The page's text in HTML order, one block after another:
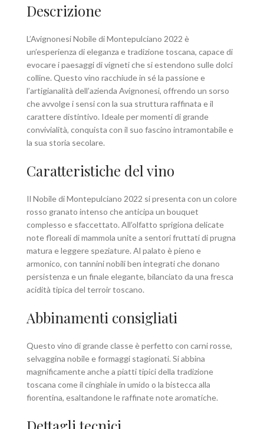
Descrizione
L’Avignonesi Nobile di Montepulciano 2022 è
un’esperienza di eleganza e tradizione toscana, capace di
evocare i paesaggi di vigneti che si estendono sulle dolci
colline. Questo vino racchiude in sé la passione e
l’artigianalità dell’azienda Avignonesi, offrendo un sorso
che avvolge i sensi con la sua struttura raffinata e il
carattere distintivo. Ideale per momenti di grande
convivialità, conquista con il suo fascino intramontabile e
la sua storia secolare.
Caratteristiche del vino
Il Nobile di Montepulciano 2022 si presenta con un colore
rosso granato intenso che anticipa un bouquet
complesso e sfaccettato. All’olfatto sprigiona delicate
note floreali di mammola unite a sentori fruttati di prugna
matura e leggere speziature. Al palato è pieno e
armonico, con tannini nobili ben integrati che donano
persistenza e un finale elegante, bilanciato da una fresca
acidità tipica del terroir toscano.
Abbinamenti consigliati
Questo vino di grande classe è perfetto con carni rosse,
selvaggina nobile e formaggi stagionati. Si abbina
magnificamente anche a piatti tipici della tradizione
toscana come il cinghiale in umido o la bistecca alla
fiorentina, esaltandone le raffinate note aromatiche.